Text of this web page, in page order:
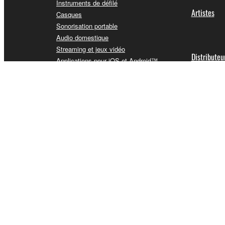
Instruments de défilé
Casques
Sonorisation portable
Audio domestique
Streaming et jeux vidéo
Applications pour iOS et Android™
Artistes